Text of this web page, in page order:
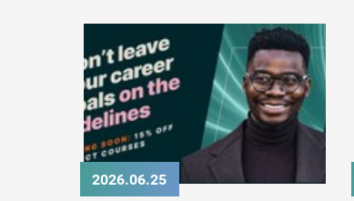
2026.06.25